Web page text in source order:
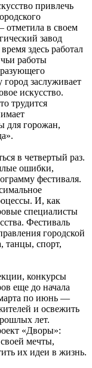
привлечь
отметила в своем
завод
здесь работал
работы
заслуживает
искусство.
трудится
для горожан,
в четвертый раз.
ошибки,
фестиваля.
И, как
специалисты
Фестиваль
городской
танцы, спорт,
конкурсы
еще до начала
по июнь —
и освежить
лет.
«Дворы»:
мечты,
их идеи в жизнь.